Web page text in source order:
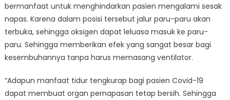
bermanfaat untuk menghindarkan pasien mengalami sesak
napas. Karena dalam posisi tersebut jalur paru-paru akan
terbuka, sehingga oksigen dapat leluasa masuk ke paru-
paru. Sehingga memberikan efek yang sangat besar bagi
kesembuhannya tanpa harus memasang ventilator.
“Adapun manfaat tidur tengkurap bagi pasien Covid-19
dapat membuat organ pernapasan tetap bersih. Sehingga